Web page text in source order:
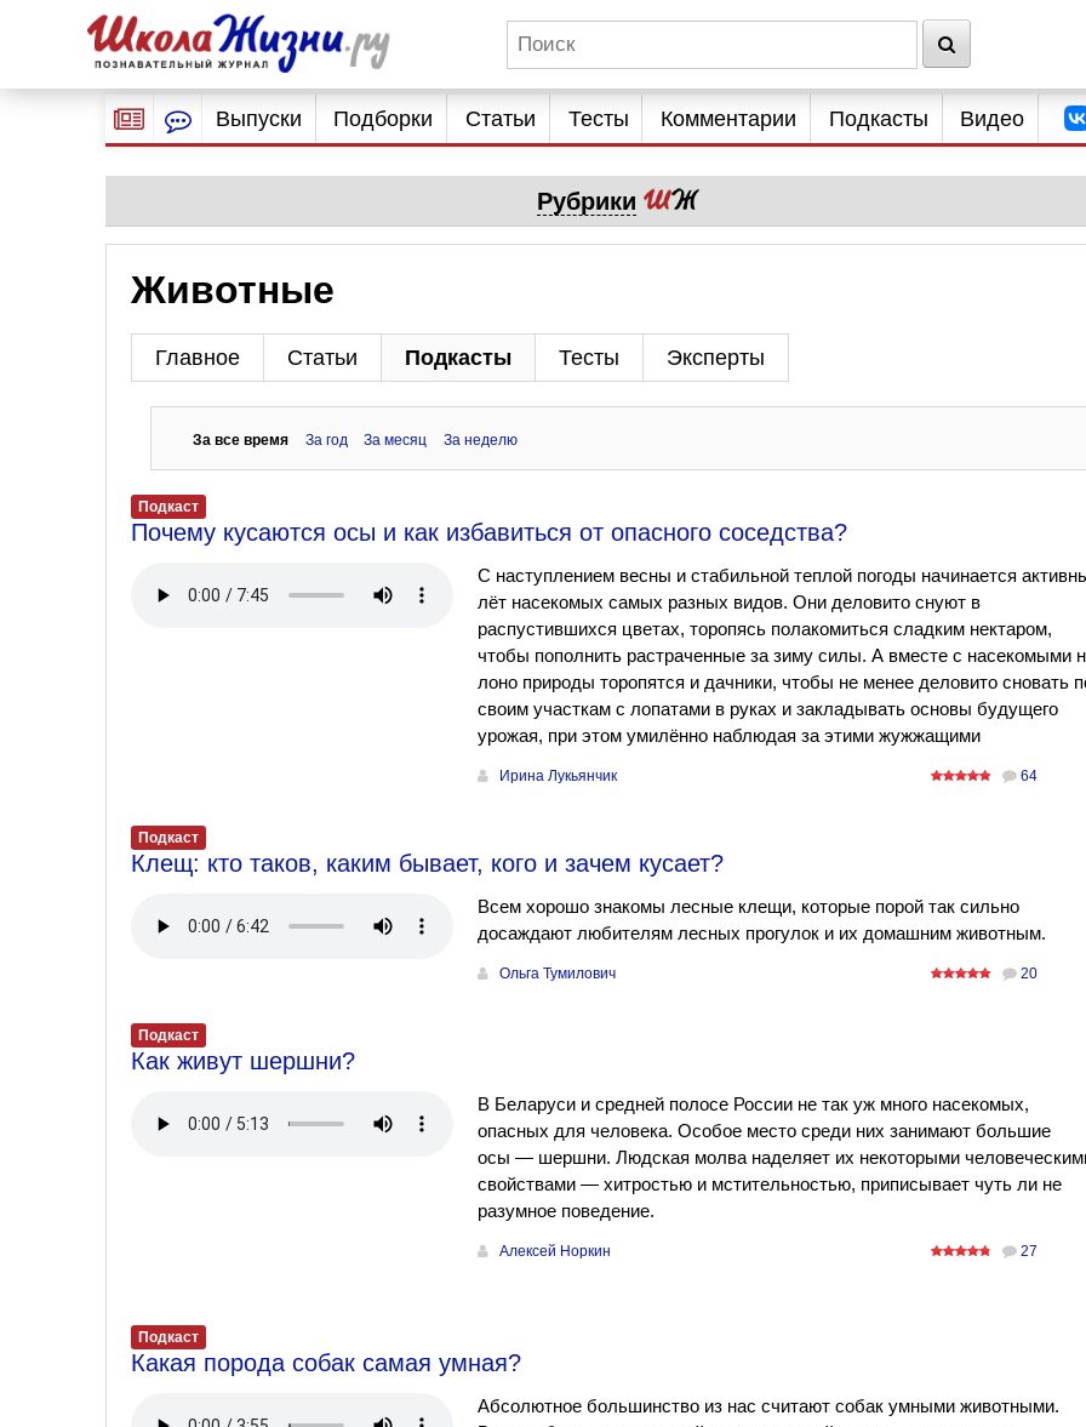
Выпуски Подборки Статьи Тесты Комментарии Подкасты Видео
Рубрики
Животные
Главное Статьи Подкасты Тесты Эксперты
За все время За год За месяц За неделю
Подкаст
Почему кусаются осы и как избавиться от опасного соседства?
С наступлением весны и стабильной теплой погоды начинается
лёт насекомых самых разных видов. Они деловито снуют в
распустившихся цветах, торопясь полакомиться сладким нектаром,
чтобы пополнить растраченные за зиму силы. А вместе с насекомыми
лоно природы торопятся и дачники, чтобы не менее деловито сновать
своим участкам с лопатами в руках и закладывать основы будущего
урожая, при этом умилённо наблюдая за этими жужжащими
Ирина Лукьянчик 64
Подкаст
Клещ: кто таков, каким бывает, кого и зачем кусает?
Всем хорошо знакомы лесные клещи, которые порой так сильно
досаждают любителям лесных прогулок и их домашним животным.
Ольга Тумилович 20
Подкаст
Как живут шершни?
В Беларуси и средней полосе России не так уж много насекомых,
опасных для человека. Особое место среди них занимают большие
осы — шершни. Людская молва наделяет их некоторыми
свойствами — хитростью и мстительностью, приписывает чуть ли не
разумное поведение.
Алексей Норкин 27
Подкаст
Какая порода собак самая умная?
Абсолютное большинство из нас считают собак умными животными.